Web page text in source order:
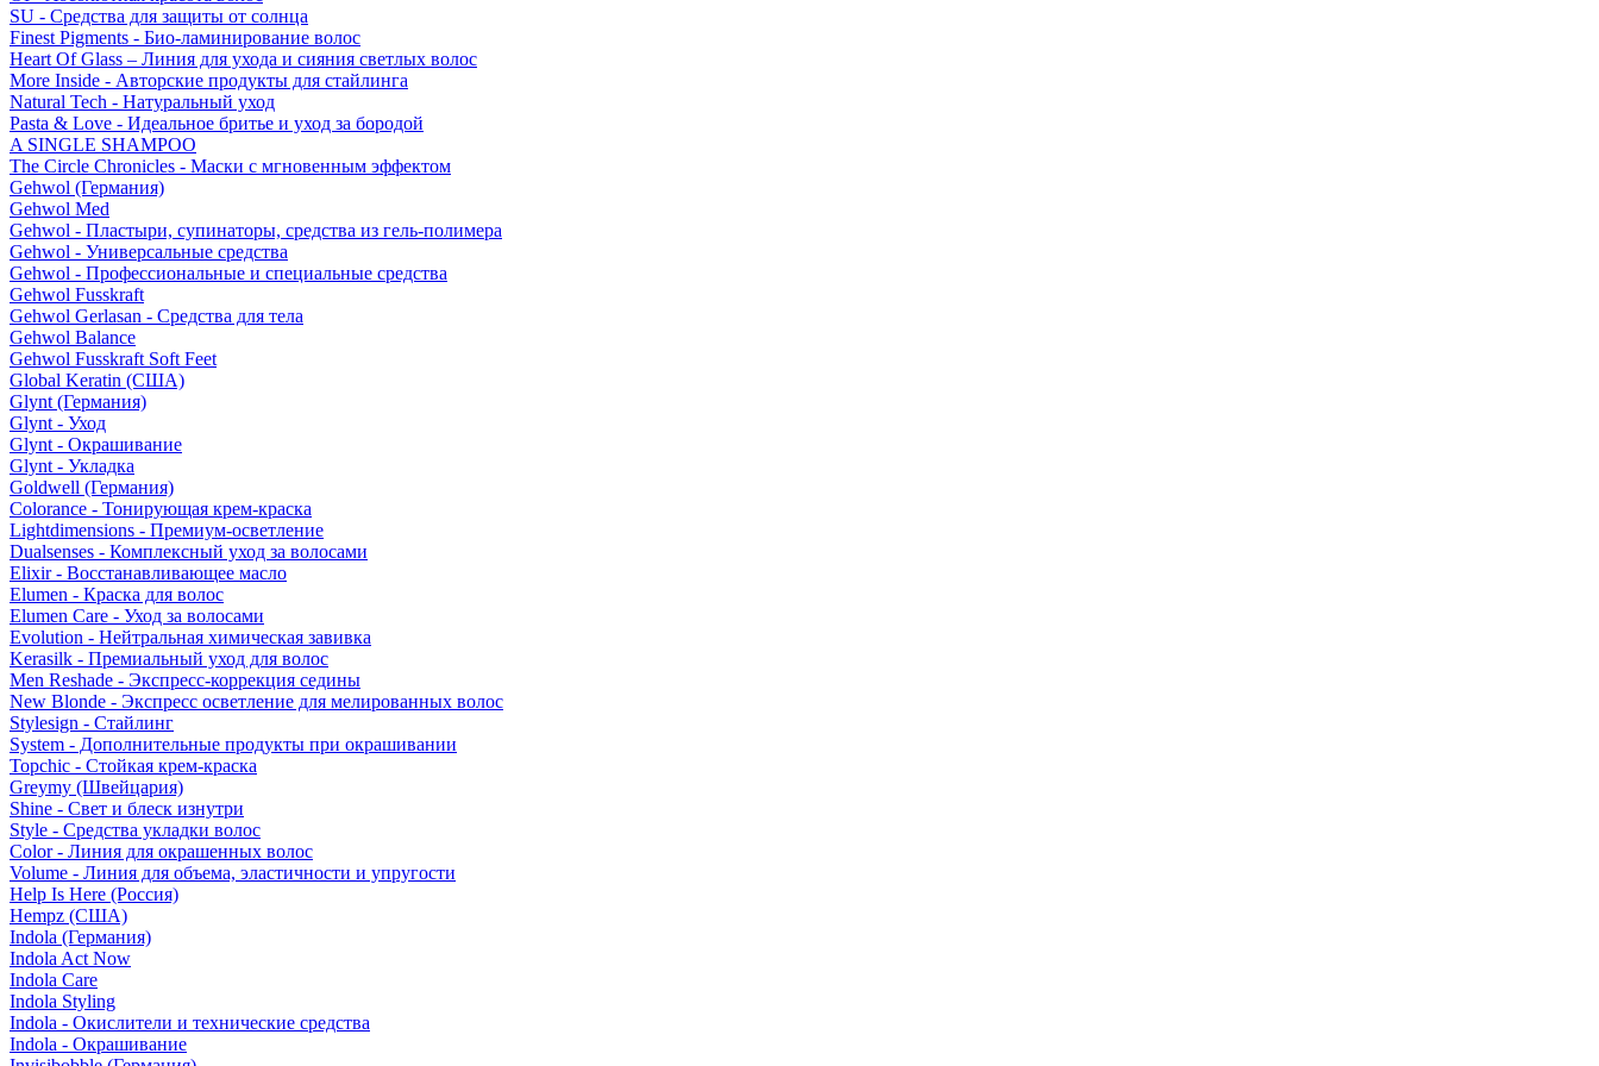
SU - Средства для защиты от солнца
Finest Pigments - Био-ламинирование волос
Heart Of Glass – Линия для ухода и сияния светлых волос
More Inside - Авторские продукты для стайлинга
Natural Tech - Натуральный уход
Pasta & Love - Идеальное бритье и уход за бородой
A SINGLE SHAMPOO
The Circle Chronicles - Маски с мгновенным эффектом
Gehwol (Германия)
Gehwol Med
Gehwol - Пластыри, супинаторы, средства из гель-полимера
Gehwol - Универсальные средства
Gehwol - Профессиональные и специальные средства
Gehwol Fusskraft
Gehwol Gerlasan - Средства для тела
Gehwol Balance
Gehwol Fusskraft Soft Feet
Global Keratin (США)
Glynt (Германия)
Glynt - Уход
Glynt - Окрашивание
Glynt - Укладка
Goldwell (Германия)
Colorance - Тонирующая крем-краска
Lightdimensions - Премиум-осветление
Dualsenses - Комплексный уход за волосами
Elixir - Восстанавливающее масло
Elumen - Краска для волос
Elumen Care - Уход за волосами
Evolution - Нейтральная химическая завивка
Kerasilk - Премиальный уход для волос
Men Reshade - Экспресс-коррекция седины
New Blonde - Экспресс осветление для мелированных волос
Stylesign - Стайлинг
System - Дополнительные продукты при окрашивании
Topchic - Стойкая крем-краска
Greymy (Швейцария)
Shine - Свет и блеск изнутри
Style - Средства укладки волос
Color - Линия для окрашенных волос
Volume - Линия для объема, эластичности и упругости
Help Is Here (Россия)
Hempz (США)
Indola (Германия)
Indola Act Now
Indola Care
Indola Styling
Indola - Окислители и технические средства
Indola - Окрашивание